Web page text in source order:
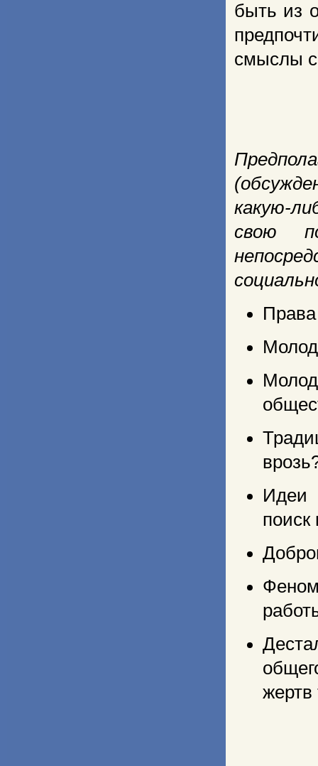
быть из
смыслы
какую-
свою
Идеи
жертв